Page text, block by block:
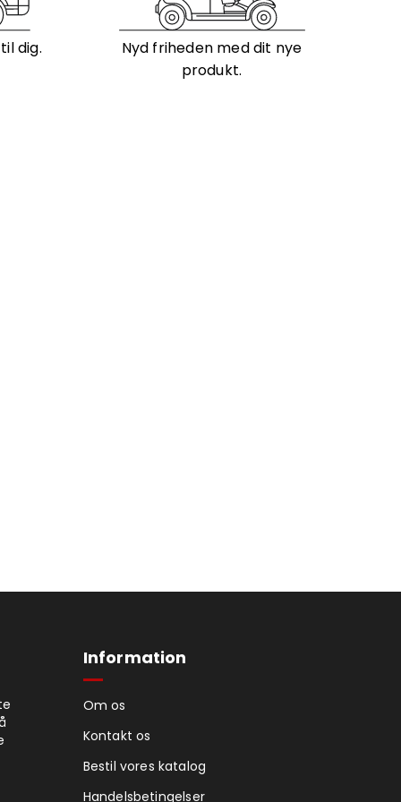
dig.
Nyd friheden med dit nye
produkt.
Information
Om os
Kontakt os
Bestil vores katalog
Handelsbetingelser